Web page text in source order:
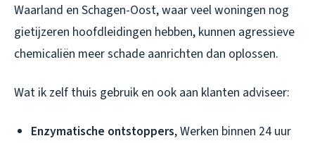
Waarland en Schagen-Oost, waar veel woningen nog
gietijzeren hoofdleidingen hebben, kunnen agressieve
chemicaliën meer schade aanrichten dan oplossen.
Wat ik zelf thuis gebruik en ook aan klanten adviseer:
Enzymatische ontstoppers, Werken binnen 24 uur